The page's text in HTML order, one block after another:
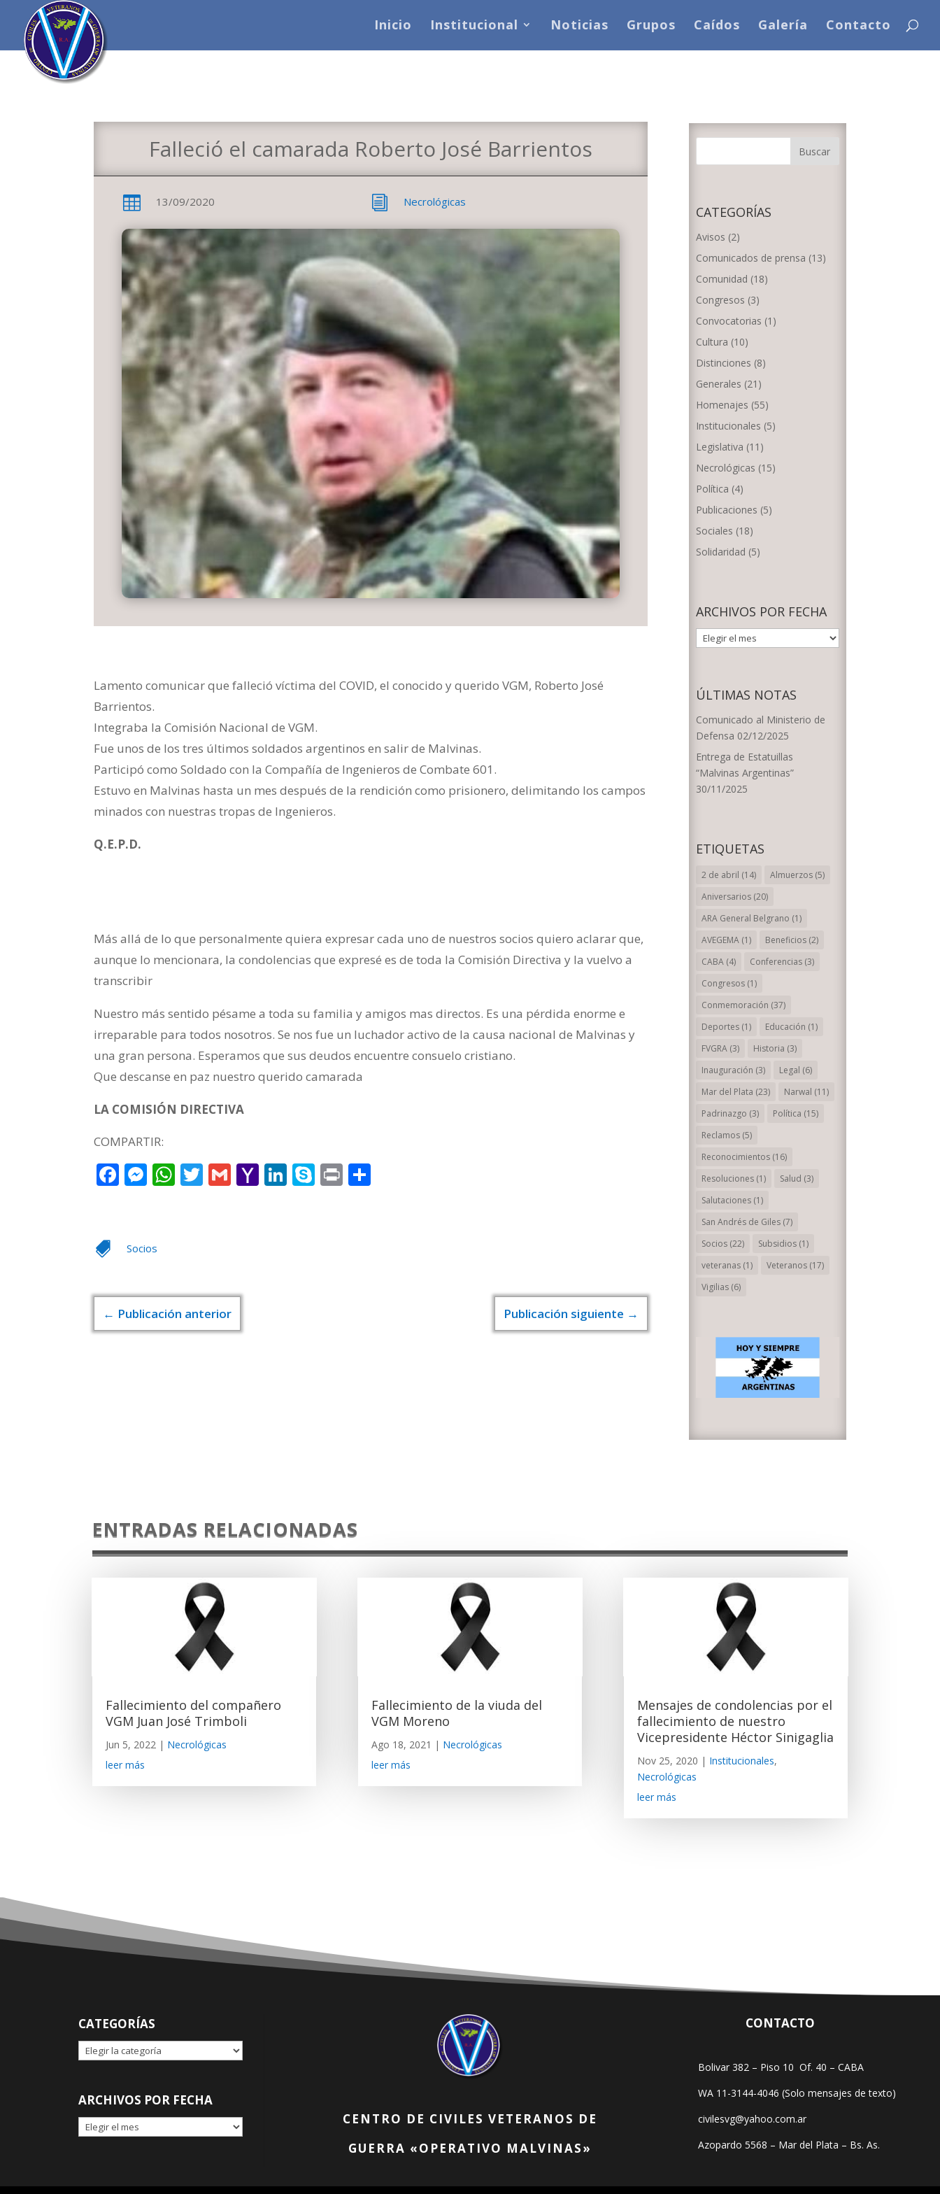
Inicio Institucional Noticias Grupos Caídos Galería Contacto
Falleció el camarada Roberto José Barrientos
 13/09/2020 i Necrológicas
Lamento comunicar que falleció víctima del COVID, el conocido y querido VGM, Roberto José
Barrientos.
Integraba la Comisión Nacional de VGM.
Fue unos de los tres últimos soldados argentinos en salir de Malvinas.
Participó como Soldado con la Compañía de Ingenieros de Combate 601.
Estuvo en Malvinas hasta un mes después de la rendición como prisionero, delimitando los campos
minados con nuestras tropas de Ingenieros.
Q.E.P.D.
Más allá de lo que personalmente quiera expresar cada uno de nuestros socios quiero aclarar que,
aunque lo mencionara, la condolencias que expresé es de toda la Comisión Directiva y la vuelvo a
transcribir
Nuestro más sentido pésame a toda su familia y amigos mas directos. Es una pérdida enorme e
irreparable para todos nosotros. Se nos fue un luchador activo de la causa nacional de Malvinas y
una gran persona. Esperamos que sus deudos encuentre consuelo cristiano.
Que descanse en paz nuestro querido camarada
LA COMISIÓN DIRECTIVA
COMPARTIR:
Facebook
Messenger
WhatsApp
Twitter
GmailYahoo
LinkedIn
Skype
Print
 Socios
← Publicación anterior Publicación siguiente →
CATEGORÍAS
Avisos (2)
Comunicados de prensa (13)
Comunidad (18)
Congresos (3)
Convocatorias (1)
Cultura (10)
Distinciones (8)
Generales (21)
Homenajes (55)
Institucionales (5)
Legislativa (11)
Necrológicas (15)
Política (4)
Publicaciones (5)
Sociales (18)
Solidaridad (5)
ARCHIVOS POR FECHA
ARCHIVOS
POR
ÚLTIMAS NOTAS
Comunicado al Ministerio de
Defensa 02/12/2025
Entrega de Estatuillas
“Malvinas Argentinas”
30/11/2025
ETIQUETAS
2 de abril (14) Almuerzos (5)
Aniversarios (20)
ARA General Belgrano (1)
AVEGEMA (1) Beneficios (2)
CABA (4) Conferencias (3)
Congresos (1)
Conmemoración (37)
Deportes (1) Educación (1)
FVGRA (3) Historia (3)
Inauguración (3) Legal (6)
Mar del Plata (23) Narwal (11)
Padrinazgo (3) Política (15)
Reclamos (5)
Reconocimientos (16)
Resoluciones (1) Salud (3)
Salutaciones (1)
San Andrés de Giles (7)
Socios (22) Subsidios (1)
veteranas (1) Veteranos (17)
Vigilias (6)
ENTRADAS RELACIONADAS
Fallecimiento del compañero
VGM Juan José Trimboli
Jun 5, 2022 | Necrológicas
leer más
Fallecimiento de la viuda del
VGM Moreno
Ago 18, 2021 | Necrológicas
leer más
Mensajes de condolencias por el
fallecimiento de nuestro
Vicepresidente Héctor Sinigaglia
Nov 25, 2020 | Institucionales,
Necrológicas
leer más
CATEGORÍAS
CATEGORÍAS
ARCHIVOS POR FECHA
ARCHIVOS
POR
CENTRO DE CIVILES VETERANOS DE
GUERRA «OPERATIVO MALVINAS»
CONTACTO
Bolivar 382 – Piso 10 Of. 40 – CABA
WA 11-3144-4046 (Solo mensajes de texto)
civilesvg@yahoo.com.ar
Azopardo 5568 – Mar del Plata – Bs. As.